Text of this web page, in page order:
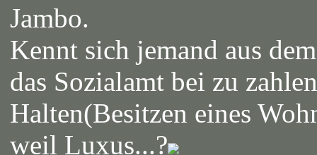
Jambo.
Kennt sich jemand aus
das Sozialamt bei zu
Halten(Besitzen eines
weil Luxus...?